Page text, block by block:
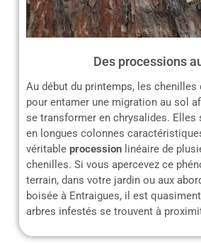
Des processions
Au début du printemps, les chenilles
pour entamer une migration au sol
se transformer en chrysalides. Elles
en longues colonnes
véritable procession linéaire de
chenilles. Si vous apercevez ce
terrain, dans votre jardin ou aux
boisée à Entraigues, il est
arbres infestés se trouvent à